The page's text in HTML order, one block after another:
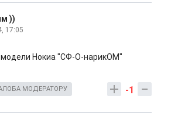
))
17:05
Нокиа "СФ-О-нарикОМ"
-1
МОДЕРАТОРУ